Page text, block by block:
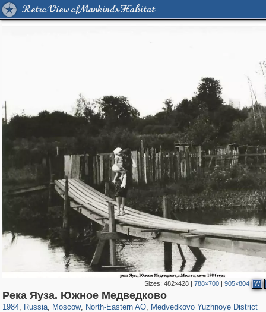
Retro View of Mankind's Habitat
Sizes:482×428 |788×700 |905×804 W
Река Яуза. Южное Медведково
1984, Russia
1,406,514 29,243
, Moscow
319,780 8,286
, North-Eastern AO
24,488 250
, Medvedkovo Yuzhnoye District